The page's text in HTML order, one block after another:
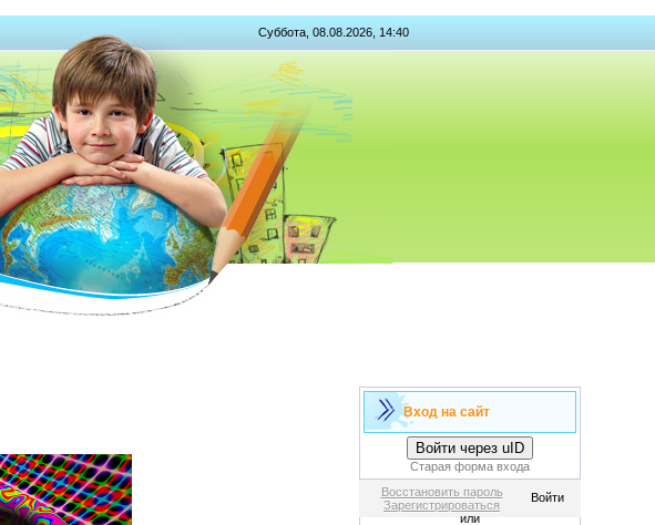
Суббота, 08.08.2026, 14:40
Вход на сайт
Войти через uID
Старая форма входа
Войти
Восстановить пароль
Зарегистрироваться
или